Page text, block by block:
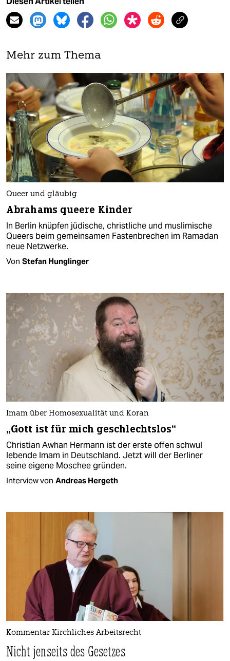
Mehr zum Thema
Queer und gläubig
Abrahams queere Kinder
In Berlin knüpfen jüdische, christliche und muslimische
Queers beim gemeinsamen Fastenbrechen im Ramadan
neue Netzwerke.
Von Stefan Hunglinger
Imam über Homosexualität und Koran
„Gott ist für mich geschlechtslos“
Christian Awhan Hermann ist der erste offen schwul
lebende Imam in Deutschland. Jetzt will der Berliner
seine eigene Moschee gründen.
Interview von Andreas Hergeth
Kommentar Kirchliches Arbeitsrecht
Nicht jenseits des Gesetzes